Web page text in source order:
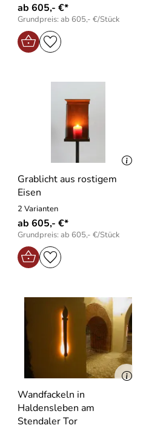
ab 605,- €*
Grundpreis: ab 605,- €/Stück
Grablicht aus rostigem
Eisen
2 Varianten
ab 605,- €*
Grundpreis: ab 605,- €/Stück
Wandfackeln in
Haldensleben am
Stendaler Tor